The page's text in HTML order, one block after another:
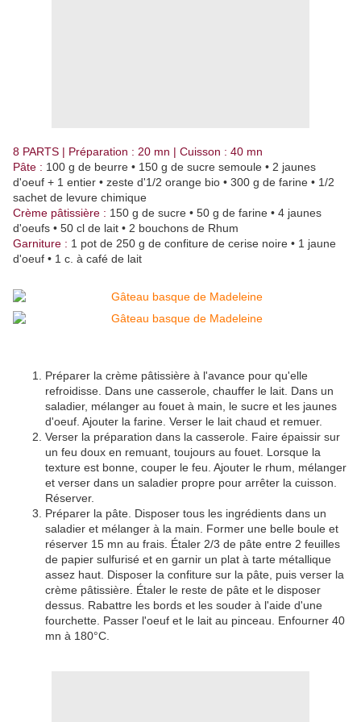
8 PARTS | Préparation : 20 mn | Cuisson : 40 mn
Pâte : 100 g de beurre • 150 g de sucre semoule • 2 jaunes
d'oeuf + 1 entier • zeste d'1/2 orange bio • 300 g de farine • 1/2
sachet de levure chimique
Crème pâtissière : 150 g de sucre • 50 g de farine • 4 jaunes
d'oeufs • 50 cl de lait • 2 bouchons de Rhum
Garniture : 1 pot de 250 g de confiture de cerise noire • 1 jaune
d'oeuf • 1 c. à café de lait
Préparer la crème pâtissière à l'avance pour qu'elle
refroidisse. Dans une casserole, chauffer le lait. Dans un
saladier, mélanger au fouet à main, le sucre et les jaunes
d'oeuf. Ajouter la farine. Verser le lait chaud et remuer.
Verser la préparation dans la casserole. Faire épaissir sur
un feu doux en remuant, toujours au fouet. Lorsque la
texture est bonne, couper le feu. Ajouter le rhum, mélanger
et verser dans un saladier propre pour arrêter la cuisson.
Réserver.
Préparer la pâte. Disposer tous les ingrédients dans un
saladier et mélanger à la main. Former une belle boule et
réserver 15 mn au frais. Étaler 2/3 de pâte entre 2 feuilles
de papier sulfurisé et en garnir un plat à tarte métallique
assez haut. Disposer la confiture sur la pâte, puis verser la
crème pâtissière. Étaler le reste de pâte et le disposer
dessus. Rabattre les bords et les souder à l'aide d'une
fourchette. Passer l'oeuf et le lait au pinceau. Enfourner 40
mn à 180°C.